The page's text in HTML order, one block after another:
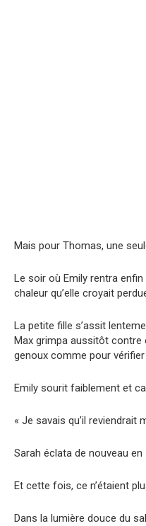
Mais pour Thomas, une
Le soir où Emily rentra
chaleur qu’elle croyait
La petite fille s’assit
Max grimpa aussitôt
genoux comme pour vérifier
Emily sourit faiblement et
« Je savais qu’il reviendrait
Sarah éclata de nouveau en
Et cette fois, ce n’étaient
Dans la lumière douce du